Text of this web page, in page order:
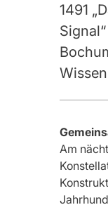
1491
Am